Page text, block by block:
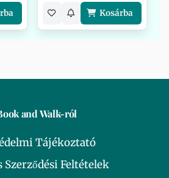
Kosárba
and Walk-ról
Tájékoztató
Szerződési Feltételek